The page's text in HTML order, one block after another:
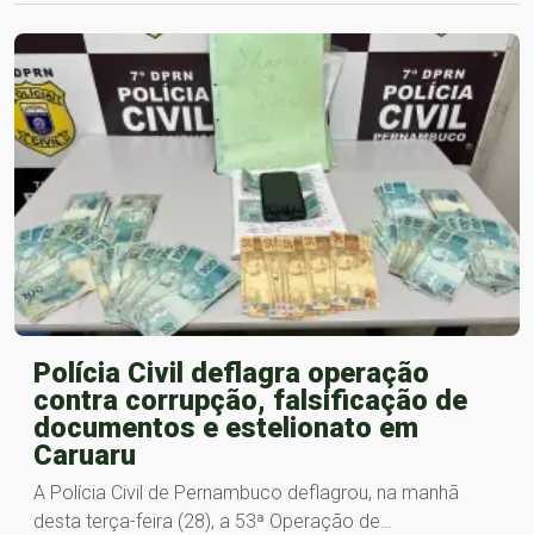
Polícia Civil deflagra operação
contra corrupção, falsificação de
documentos e estelionato em
Caruaru
A Polícia Civil de Pernambuco deflagrou, na manhã
desta terça-feira (28), a 53ª Operação de…